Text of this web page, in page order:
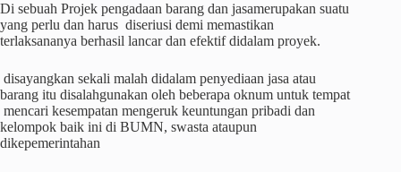
Di sebuah Projek pengadaan barang dan jasamerupakan suatu
yang perlu dan harus diseriusi demi memastikan
terlaksananya berhasil lancar dan efektif didalam proyek.
disayangkan sekali malah didalam penyediaan jasa atau
barang itu disalahgunakan oleh beberapa oknum untuk tempat
mencari kesempatan mengeruk keuntungan pribadi dan
kelompok baik ini di BUMN, swasta ataupun
dikepemerintahan